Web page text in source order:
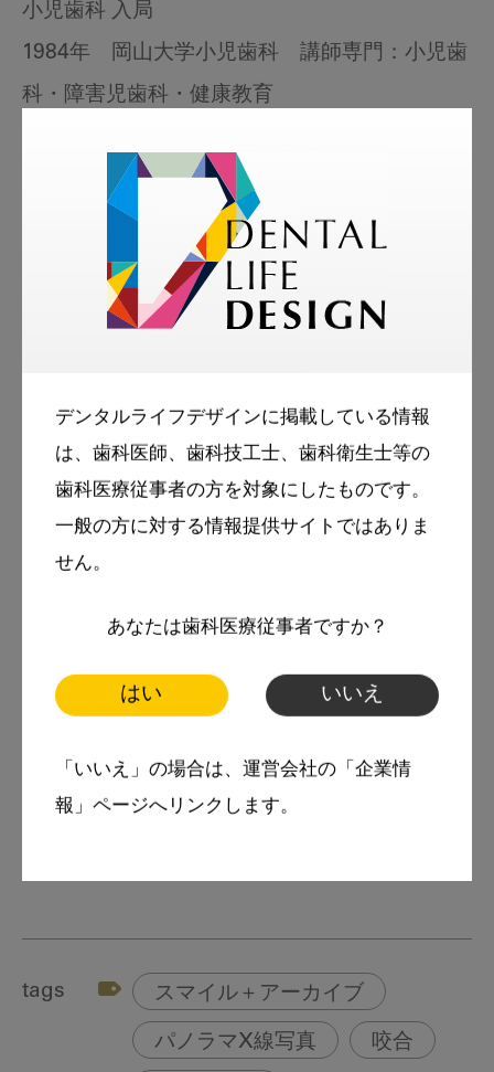
デンタルライフデザインに掲載している情報
は、歯科医師、歯科技工士、歯科衛生士等の
歯科医療従事者の方を対象にしたものです。
一般の方に対する情報提供サイトではありま
せん。
あなたは歯科医療従事者ですか？
はい いいえ
「いいえ」の場合は、運営会社の「企業情
報」ページへリンクします。
小児歯科 入局
1984年 岡山大学小児歯科 講師専門：小児歯
科・障害児歯科・健康教育
日本小児歯科学会：指導医
日本障害者歯科学会：認定医 評議員
日本口腔衛生学会：認定医，他
歯科豆知識 「Dr.オカザキのまるごと歯学」で
人が噛む効果について、また動物と食物の関
知っているようで知らなかった、歯に関する目
からウロコのコラムです！
岡崎先生ホームページ：
https://okazaki8020.sakura.ne.jp/
岡崎先生の記事のバックナンバー：
https://www3.dental-plaza.com/writer/y-
tags スマイル＋アーカイブ
パノラマX線写真 咬合